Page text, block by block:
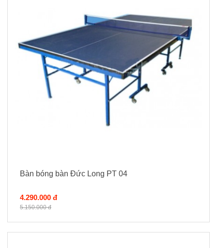
Bàn bóng bàn Đức Long PT 04
4.290.000 đ
5.150.000 đ